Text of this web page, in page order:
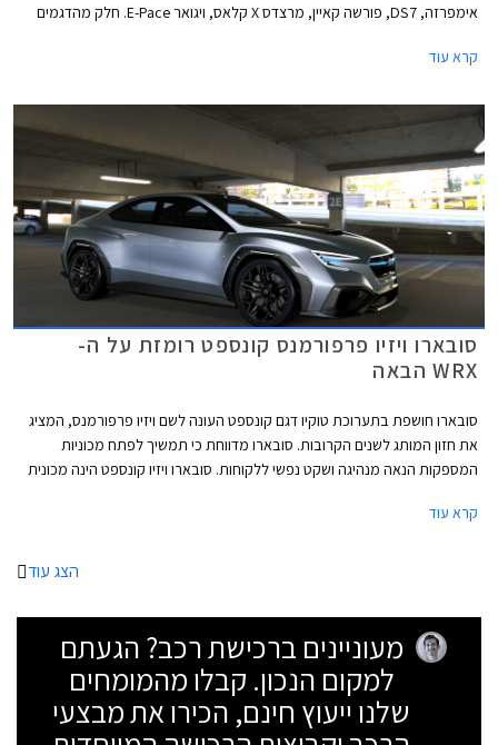
אימפרזה, DS7, פורשה קאיין, מרצדס X קלאס, ויגואר E-Pace. חלק מהדגמים
הדגמים שנבחנו זכו בציון מרבי של חמישה כוכבי בטיחות.
קרא עוד
סובארו ויזיו פרפורמנס קונספט רומזת על ה-
WRX הבאה
סובארו חושפת בתערוכת טוקיו דגם קונספט העונה לשם ויזיו פרפורמנס, המציג
את חזון המותג לשנים הקרובות. סובארו מדווחת כי תמשיך לפתח מכוניות
המספקות הנאה מנהיגה ושקט נפשי ללקוחות. סובארו ויזיו קונספט הינה מכונית
קרוסאוברים בלבד.
קרא עוד
הצג עוד
מעוניינים ברכישת רכב? הגעתם
למקום הנכון. קבלו מהמומחים
שלנו ייעוץ חינם, הכירו את מבצעי